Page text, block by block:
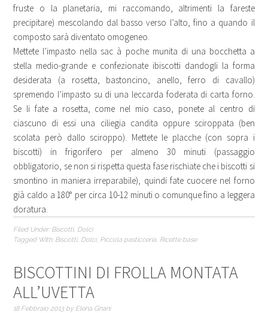
fruste o la planetaria, mi raccomando, altrimenti la fareste
precipitare) mescolando dal basso verso l’alto, fino a quando il
composto sarà diventato omogeneo.
Mettete l’impasto nella sac à poche munita di una bocchetta a
stella medio-grande e confezionate ibiscotti dandogli la forma
desiderata (a rosetta, bastoncino, anello, ferro di cavallo)
spremendo l’impasto su di una leccarda foderata di carta forno.
Se li fate a rosetta, come nel mio caso, ponete al centro di
ciascuno di essi una ciliegia candita oppure sciroppata (ben
scolata però dallo sciroppo). Mettete le placche (con sopra i
biscotti) in frigorifero per almeno 30 minuti (passaggio
obbligatorio, se non si rispetta questa fase rischiate che i biscotti si
smontino in maniera irreparabile), quindi fate cuocere nel forno
già caldo a 180° per circa 10-12 minuti o comunque fino a leggera
doratura.
Filed Under: Biscotti, Dolci
Tagged With: Biscotti, Dolci, Piccola pasticceria, Ricette base
BISCOTTINI DI FROLLA MONTATA
ALL’UVETTA
18 Febbraio 2013 by Elena Gnani